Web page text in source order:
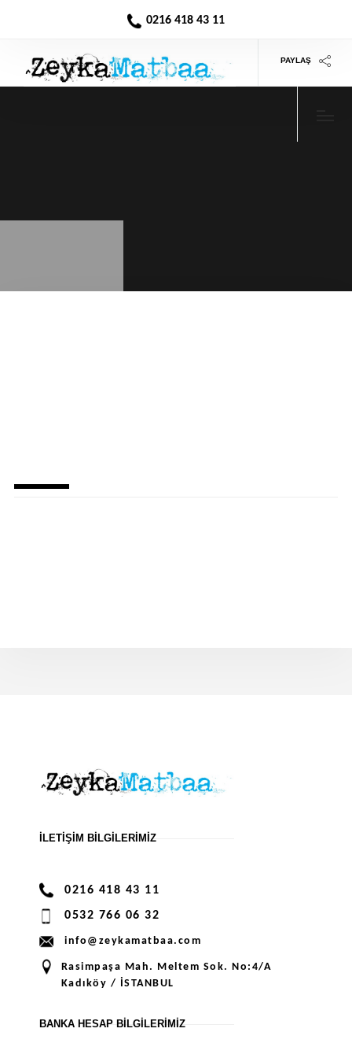
0216 418 43 11
PAYLAŞ
İLETIŞIM BILGILERIMIZ
0216 418 43 11
0532 766 06 32
info@zeykamatbaa.com
Rasimpaşa Mah. Meltem Sok. No:4/A
Kadıköy / İSTANBUL
BANKA HESAP BILGILERIMIZ